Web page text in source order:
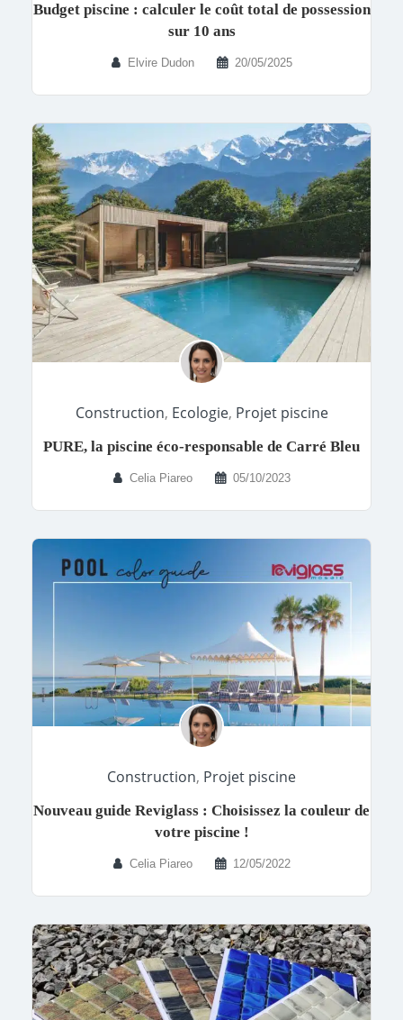
Budget piscine : calculer le coût total de possession
sur 10 ans
Elvire Dudon 20/05/2025
Construction, Ecologie, Projet piscine
PURE, la piscine éco-responsable de Carré Bleu
Celia Piareo 05/10/2023
Construction, Projet piscine
Nouveau guide Reviglass : Choisissez la couleur de
votre piscine !
Celia Piareo 12/05/2022